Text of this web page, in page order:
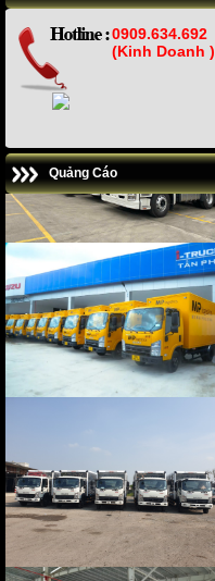
0909.634.692
(Kinh Doanh )
Quảng Cáo